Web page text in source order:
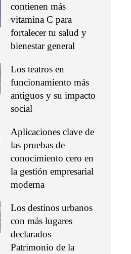
contienen más
vitamina C para
fortalecer tu salud y
bienestar general
Los teatros en
funcionamiento más
antiguos y su impacto
social
Aplicaciones clave de
las pruebas de
conocimiento cero en
la gestión empresarial
moderna
Los destinos urbanos
con más lugares
declarados
Patrimonio de la